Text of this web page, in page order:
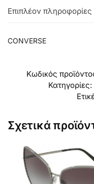
Επιπλέον πληροφορίες
CONVERSE
Κωδικός
Κατηγορίες:
Σχετικά